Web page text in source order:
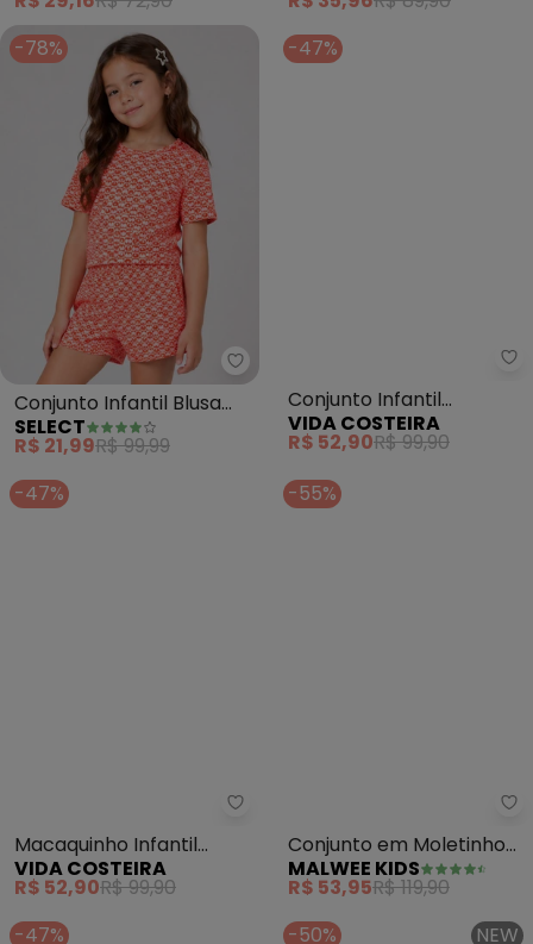
-78%
Select - Conjunto Infantil Blusa
Conjunto Infantil Blusa
com (Laranja)
SELECT
R$ 21,99R$ 99,99
-47%
Conjunto Infantil
Cropped Saia Florido
(Laranja)
VIDA COSTEIRA
R$ 52,90R$ 99,90
-47%
Vida Costeira - Macaquinho
Macaquinho Infantil
Alcinha Florais (Laranja)
VIDA COSTEIRA
R$ 52,90R$ 99,90
-55%
Conjunto em Moletinho
Angel® (Coral)
MALWEE KIDS
R$ 53,95R$ 119,90